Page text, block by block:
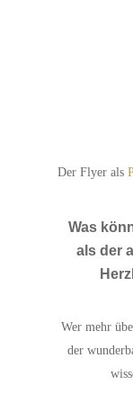
Der Flyer als
Was
als der
Wer mehr
der